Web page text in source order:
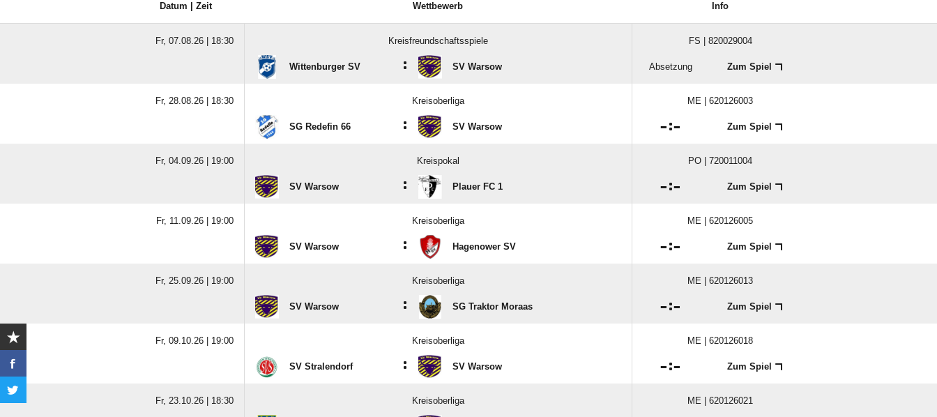
Datum | Zeit Wettbewerb Info
Fr, 07.08.26 | 18:30 Kreisfreundschaftsspiele FS | 820029004
Wittenburger SV : SV Warsow Absetzung Zum Spiel
Fr, 28.08.26 | 18:30 Kreisoberliga ME | 620126003
SG Redefin 66 : SV Warsow : Zum Spiel
Fr, 04.09.26 | 19:00 Kreispokal PO | 720011004
SV Warsow : Plauer FC 1 : Zum Spiel
Fr, 11.09.26 | 19:00 Kreisoberliga ME | 620126005
SV Warsow : Hagenower SV : Zum Spiel
Fr, 25.09.26 | 19:00 Kreisoberliga ME | 620126013
SV Warsow : SG Traktor Moraas : Zum Spiel
Fr, 09.10.26 | 19:00 Kreisoberliga ME | 620126018
SV Stralendorf : SV Warsow : Zum Spiel
Fr, 23.10.26 | 18:30 Kreisoberliga ME | 620126021